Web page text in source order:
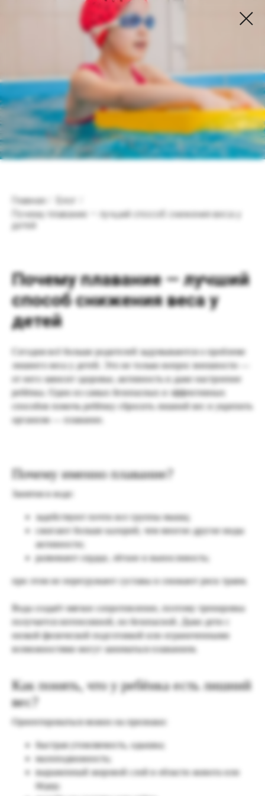
Главная Блог
Почему плавание — лучший способ снижения веса у
детей
Почему плавание — лучший
способ снижения веса у
детей
Сегодня всё больше родителей задумываются о проблеме
лишнего веса у детей. Это не только вопрос внешности —
от него зависит здоровье, активность и даже настроение
ребёнка. Один из самых безопасных и эффективных
способов помочь ребёнку сбросить лишний вес и укрепить
организм — плавание.
Почему именно плавание?
Занятия в воде:
задействуют почти все группы мышц;
сжигают больше калорий, чем многие другие виды
активности;
развивают сердце, лёгкие и выносливость;
при этом не перегружают суставы и снижают риск травм.
Вода создаёт мягкое сопротивление, поэтому тренировка
получается интенсивной, но безопасной. Даже дети с
низкой физической подготовкой или ограниченными
возможностями могут заниматься плаванием.
Как понять, что у ребёнка есть лишний
вес?
Ориентироваться можно на признаки:
быстрая утомляемость, одышка;
малоподвижность;
выраженный жировой слой в области живота или
бёдер;